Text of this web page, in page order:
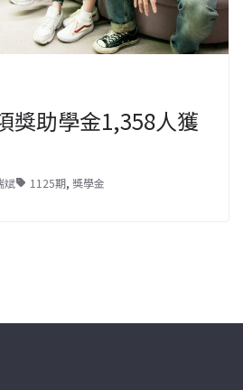
獎助學金1,358人獲
斌 1125期, 獎學金